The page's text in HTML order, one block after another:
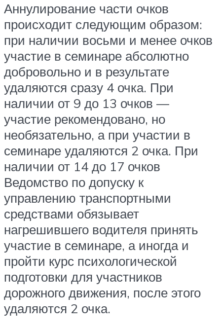
Аннулирование части очков
происходит следующим образом:
при наличии восьми и менее очков
участие в семинаре абсолютно
добровольно и в результате
удаляются сразу 4 очка. При
наличии от 9 до 13 очков —
участие рекомендовано, но
необязательно, а при участии в
семинаре удаляются 2 очка. При
наличии от 14 до 17 очков
Ведомство по допуску к
управлению транспортными
средствами обязывает
нагрешившего водителя принять
участие в семинаре, а иногда и
пройти курс психологической
подготовки для участников
дорожного движения, после этого
удаляются 2 очка.